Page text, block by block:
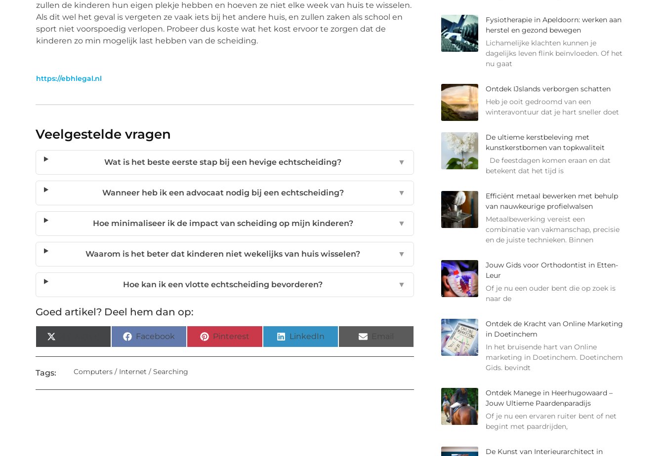
zullen de kinderen hun eigen plekje hebben en hoeven ze niet elke week van huis te wisselen.
Als dit wel het geval is vergeten ze vaak iets bij het andere huis, en zullen zaken als school en
sport niet voorspoedig verlopen. Probeer dus koste wat het kost ervoor te zorgen dat de
kinderen zo min mogelijk last hebben van de scheiding.
https://ebhlegal.nl
Veelgestelde vragen
Wat is het beste eerste stap bij een hevige echtscheiding? ▼
Wanneer heb ik een advocaat nodig bij een echtscheiding? ▼
Hoe minimaliseer ik de impact van scheiding op mijn kinderen? ▼
Waarom is het beter dat kinderen niet wekelijks van huis wisselen? ▼
Hoe kan ik een vlotte echtscheiding bevorderen? ▼
Goed artikel? Deel hem dan op:
Facebook Pinterest LinkedIn
Tags: Computers / Internet / Searching
Fysiotherapie in Apeldoorn: werken aan
herstel en gezond bewegen
Lichamelijke klachten kunnen je
dagelijks leven flink beïnvloeden. Of het
nu gaat
Ontdek IJslands verborgen schatten
Heb je ooit gedroomd van een
winteravontuur dat je hart sneller doet
De ultieme kerstbeleving met
kunstkerstbomen van topkwaliteit
De feestdagen komen eraan en dat
betekent dat het tijd is
Efficiënt metaal bewerken met behulp
van nauwkeurige profielwalsen
Metaalbewerking vereist een
combinatie van vakmanschap, precisie
en de juiste technieken. Binnen
Jouw Gids voor Orthodontist in Etten-
Leur
Of je nu een ouder bent die op zoek is
naar de
Ontdek de Kracht van Online Marketing
in Doetinchem
In het bruisende hart van Online
marketing in Doetinchem. Doetinchem
Gids. bevindt
Ontdek Manege in Heerhugowaard –
Jouw Ultieme Paardenparadijs
Of je nu een ervaren ruiter bent of net
begint met paardrijden,
De Kunst van Interieurarchitect in